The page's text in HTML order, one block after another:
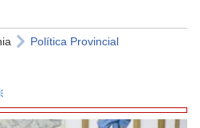
Política Provincial